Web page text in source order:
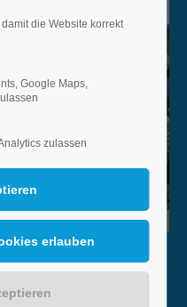
die Website korrekt
Google Maps,
zulassen